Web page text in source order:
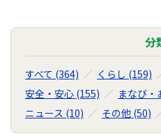
分
すべて (364) くらし (159)
安全・安心 (155)
まなび・
ニュース (10)
その他 (50)